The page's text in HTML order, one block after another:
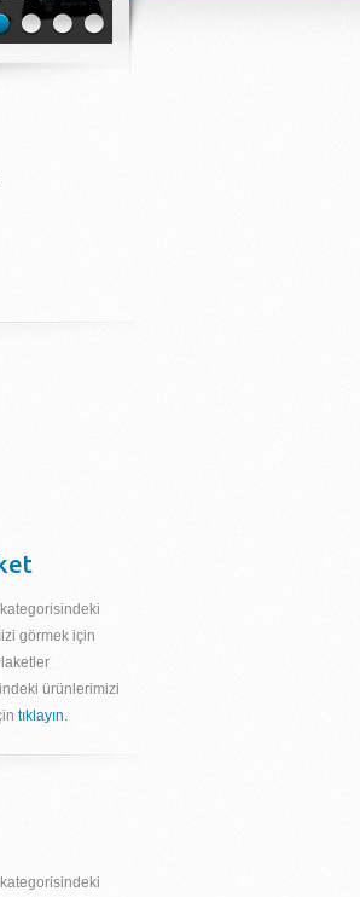
görmek için
ürünlerimizi
tıklayın.